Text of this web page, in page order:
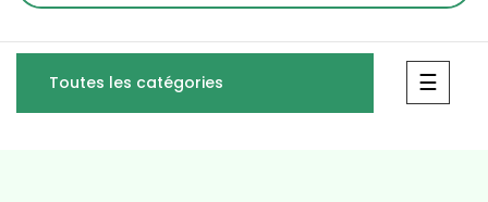
Toutes les catégories ☰